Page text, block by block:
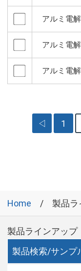
アルミ電解
アルミ電解
アルミ電解
◁ 1
Home 製品
製品ラインアップ
製品検索/サンプ